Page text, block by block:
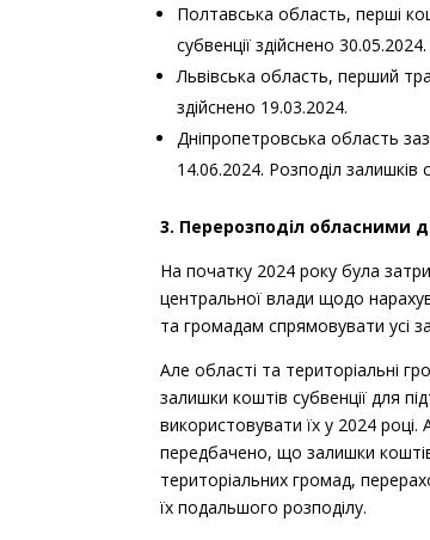
Полтавська область, перші
субвенції здійснено 30.05.2024.
Львівська область, перший
здійснено 19.03.2024.
Дніпропетровська область
14.06.2024. Розподіл залишків
3. Перерозподіл обласними
На початку 2024 року була
центральної влади щодо
та громадам спрямовувати усі
Але області та територіальні
залишки коштів субвенції для
використовувати їх у 2024
передбачено, що залишки
територіальних громад,
їх подальшого розподілу.